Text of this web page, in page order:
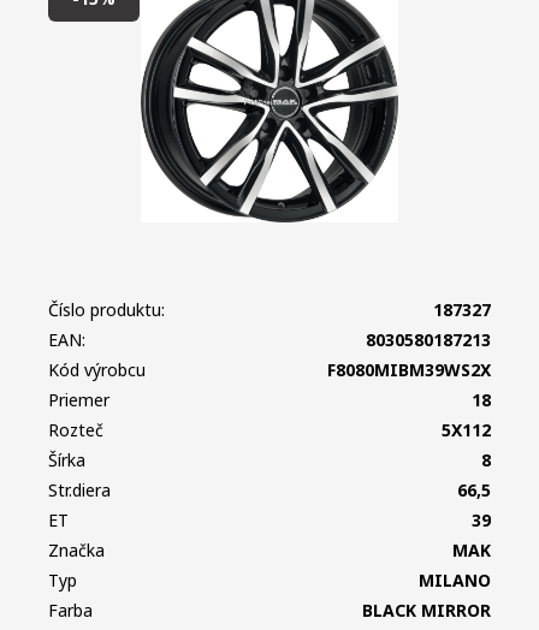
Číslo produktu:
187327
EAN:
8030580187213
Kód výrobcu
F8080MIBM39WS2X
Priemer
18
Rozteč
5X112
Šírka
8
Str.diera
66,5
ET
39
Značka
MAK
Typ
MILANO
Farba
BLACK MIRROR